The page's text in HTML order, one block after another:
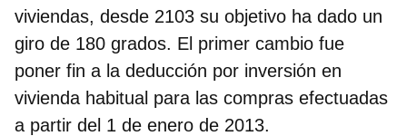
viviendas, desde 2103 su objetivo ha dado un
giro de 180 grados. El primer cambio fue
poner fin a la deducción por inversión en
vivienda habitual para las compras efectuadas
a partir del 1 de enero de 2013.